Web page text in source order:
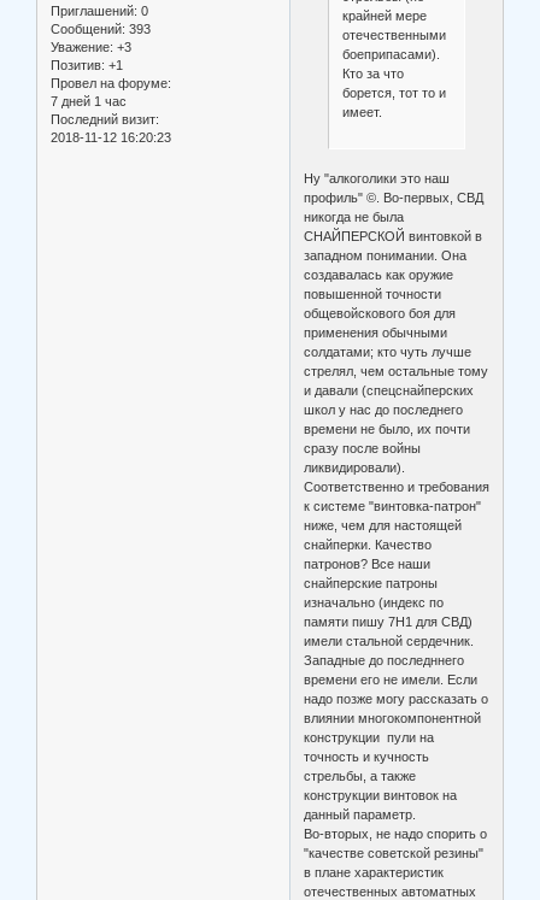
Приглашений: 0
Сообщений: 393
Уважение: +3
Позитив: +1
Провел на форуме:
7 дней 1 час
Последний визит:
2018-11-12 16:20:23
крайней мере
отечественными
боеприпасами).
Кто за что
борется, тот то и
имеет.
Ну "алкоголики это наш
профиль" ©. Во-первых, СВД
никогда не была
СНАЙПЕРСКОЙ винтовкой в
западном понимании. Она
создавалась как оружие
повышенной точности
общевойскового боя для
применения обычными
солдатами; кто чуть лучше
стрелял, чем остальные тому
и давали (спецснайперских
школ у нас до последнего
времени не было, их почти
сразу после войны
ликвидировали).
Соответственно и требования
к системе "винтовка-патрон"
ниже, чем для настоящей
снайперки. Качество
патронов? Все наши
снайперские патроны
изначально (индекс по
памяти пишу 7Н1 для СВД)
имели стальной сердечник.
Западные до последннего
времени его не имели. Если
надо позже могу рассказать о
влиянии многокомпонентной
конструкции пули на
точность и кучность
стрельбы, а также
конструкции винтовок на
данный параметр.
Во-вторых, не надо спорить о
"качестве советской резины"
в плане характеристик
отечественных автоматных